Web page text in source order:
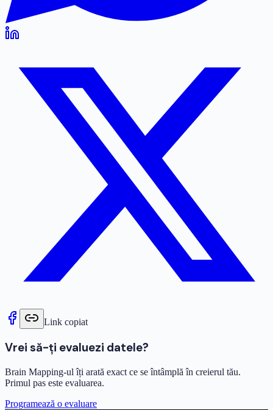
Link copiat
Vrei să-ți evaluezi datele?
Brain Mapping-ul îți arată exact ce se întâmplă în creierul tău.
Primul pas este evaluarea.
Programează o evaluare